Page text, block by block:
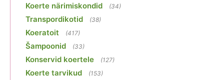
Koerte närimiskondid (34)
Transpordikotid (38)
Koeratoit (417)
Šampoonid (33)
Konservid koertele (127)
Koerte tarvikud (153)